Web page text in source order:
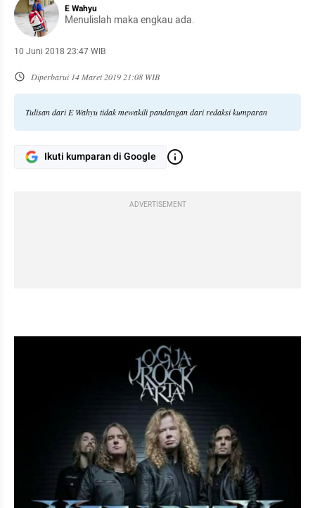
E Wahyu
Menulislah maka engkau ada.
10 Juni 2018 23:47 WIB
Diperbarui 14 Maret 2019 21:08 WIB
Tulisan dari E Wahyu tidak mewakili pandangan dari redaksi kumparan
Ikuti kumparan di Google
ADVERTISEMENT